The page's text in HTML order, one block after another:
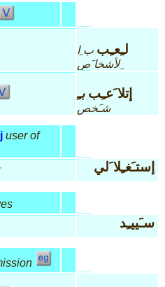
لـِعـِب ب ِا
ِلأشخا َص
إتلا َعـِببـِ
شـَخص
user of
إستـَغـِلا َلي
سـَييـِد